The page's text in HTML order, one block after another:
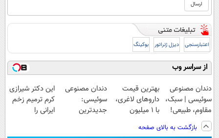
اعتبارسنجی دیزل ژنراتور بوکینگ
از سراسر وب
دندان مصنوعی
سوئیسی | سبک،
مقاوم، طبیعی!
ویزیت
رایگان+پرداخت
بهترین قیمت
داروهای لاغری،
با ۱ میلیون
از داروخانه‌
دندان مصنوعی
سوئیسی:
جدیدترین
این دکتر شیرازی
کرم ترمیم زخم
ایرانی را
بازگشت به بالای صفحه